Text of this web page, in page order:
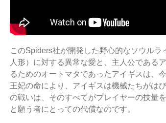
このSpiders社が開発した野心的なソウル
人形）に対する異常な愛と、主人公である
るためのオートマタであったアイギスは、
王妃の命により、アイギスは機械たちがは
の戦いは、そのすべてがプレイヤーの技量
と願う者にとっての代償なのです。